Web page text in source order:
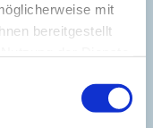
mit
bereitgestellt